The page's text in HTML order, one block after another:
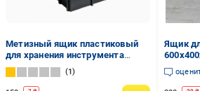
Метизный ящик пластиковый
для хранения инструмента
350х210х200 мм Черный
(6363638)
1
Ящик